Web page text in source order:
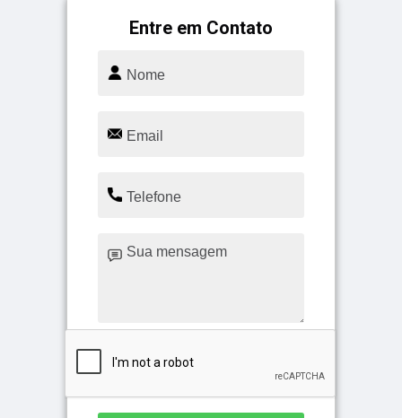
Entre em Contato